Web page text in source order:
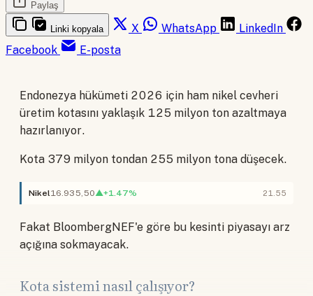
Paylaş
Linki kopyala X WhatsApp
LinkedIn
Facebook
E-posta
Endonezya hükümeti 2026 için ham nikel cevheri
üretim kotasını yaklaşık 125 milyon ton azaltmaya
hazırlanıyor.
Kota 379 milyon tondan 255 milyon tona düşecek.
Nikel16.935,50▲+1.47% 21.55
Fakat BloombergNEF'e göre bu kesinti piyasayı arz
açığına sokmayacak.
Kota sistemi nasıl çalışıyor?